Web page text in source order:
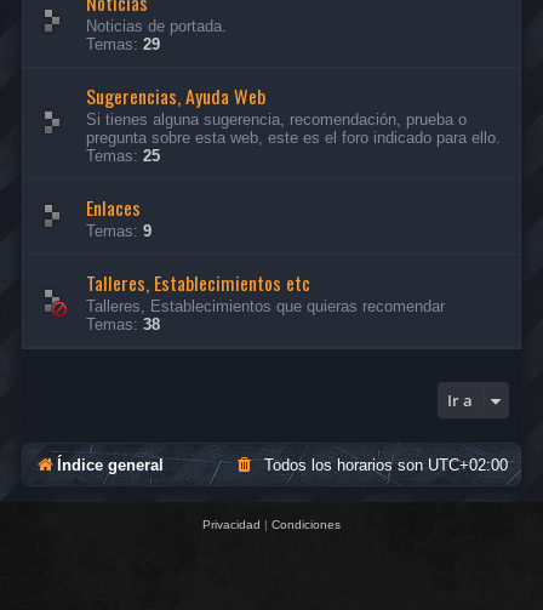
Noticias de portada.
Temas: 29
Sugerencias, Ayuda Web
Si tienes alguna sugerencia, recomendación, prueba o
pregunta sobre esta web, este es el foro indicado para ello.
Temas: 25
Enlaces
Temas: 9
Talleres, Establecimientos etc
Talleres, Establecimientos que quieras recomendar
Temas: 38
Ir a
Índice general Todos los horarios sonUTC+02:00
Privacidad | Condiciones